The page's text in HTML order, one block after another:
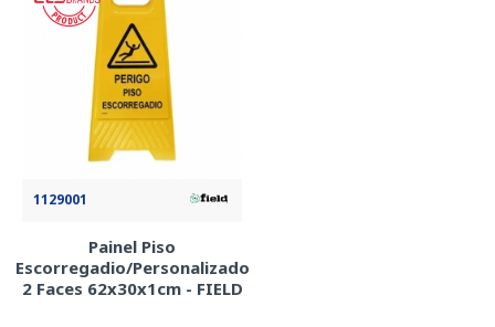
1129001
Painel Piso
Escorregadio/Personalizado
2 Faces 62x30x1cm - FIELD